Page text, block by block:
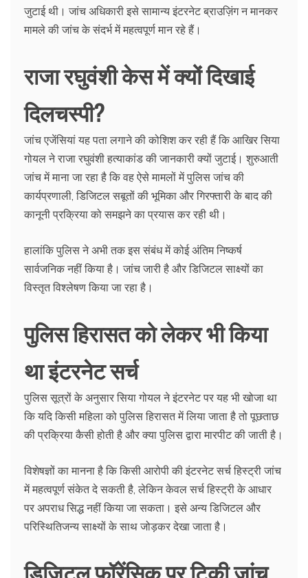
जुटाई थी। जांच अधिकारी इसे सामान्य इंटरनेट ब्राउज़िंग न मानकर
मामले की जांच के संदर्भ में महत्वपूर्ण मान रहे हैं।
राजा रघुवंशी केस में क्यों दिखाई
दिलचस्पी?
जांच एजेंसियां यह पता लगाने की कोशिश कर रही हैं कि आखिर सिया
गोयल ने राजा रघुवंशी हत्याकांड की जानकारी क्यों जुटाई। शुरुआती
जांच में माना जा रहा है कि वह ऐसे मामलों में पुलिस जांच की
कार्यप्रणाली, डिजिटल सबूतों की भूमिका और गिरफ्तारी के बाद की
कानूनी प्रक्रिया को समझने का प्रयास कर रही थी।
हालांकि पुलिस ने अभी तक इस संबंध में कोई अंतिम निष्कर्ष
सार्वजनिक नहीं किया है। जांच जारी है और डिजिटल साक्ष्यों का
विस्तृत विश्लेषण किया जा रहा है।
पुलिस हिरासत को लेकर भी किया
था इंटरनेट सर्च
पुलिस सूत्रों के अनुसार सिया गोयल ने इंटरनेट पर यह भी खोजा था
कि यदि किसी महिला को पुलिस हिरासत में लिया जाता है तो पूछताछ
की प्रक्रिया कैसी होती है और क्या पुलिस द्वारा मारपीट की जाती है।
विशेषज्ञों का मानना है कि किसी आरोपी की इंटरनेट सर्च हिस्ट्री जांच
में महत्वपूर्ण संकेत दे सकती है, लेकिन केवल सर्च हिस्ट्री के आधार
पर अपराध सिद्ध नहीं किया जा सकता। इसे अन्य डिजिटल और
परिस्थितिजन्य साक्ष्यों के साथ जोड़कर देखा जाता है।
डिजिटल फॉरेंसिक पर टिकी जांच